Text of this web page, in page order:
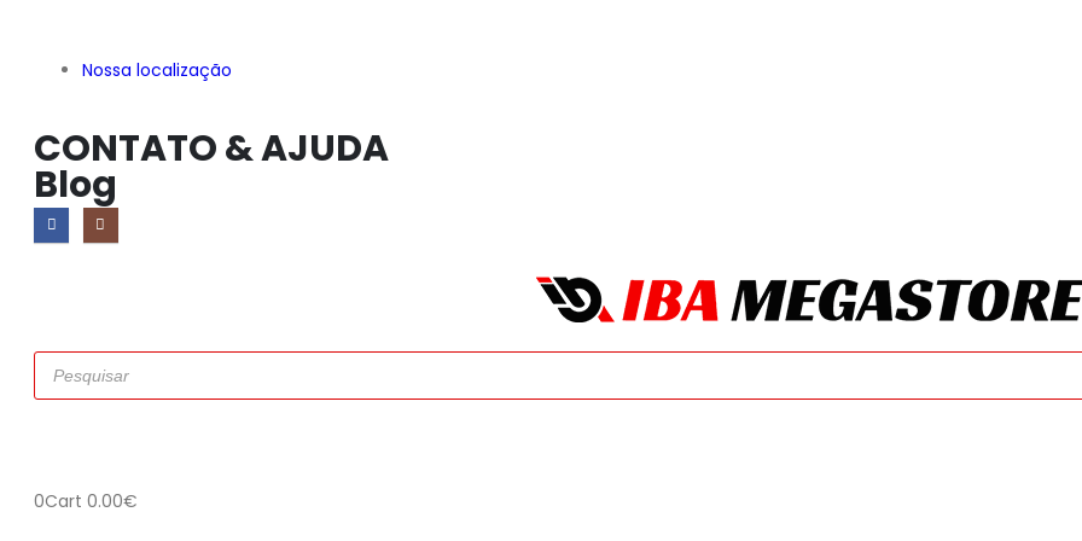
Nossa localização
CONTATO & AJUDA
Blog
0Cart 0.00€